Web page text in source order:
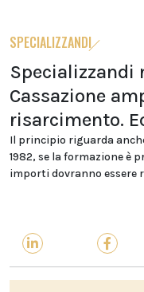
SPECIALIZZANDI
Cassazione
risarcimento.
Il principio riguarda
1982, se la formazione è
importi dovranno essere